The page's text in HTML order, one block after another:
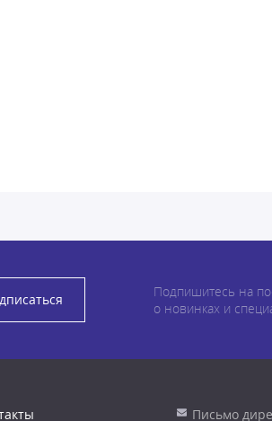
Подпишитесь на
о новинках и
Письмо